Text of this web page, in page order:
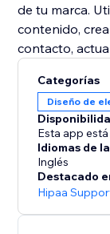
de tu marca.
contenido,
contacto,
Categorías
Diseño de
Esta app
Idiomas de
Inglés
Destacado
Hipaa